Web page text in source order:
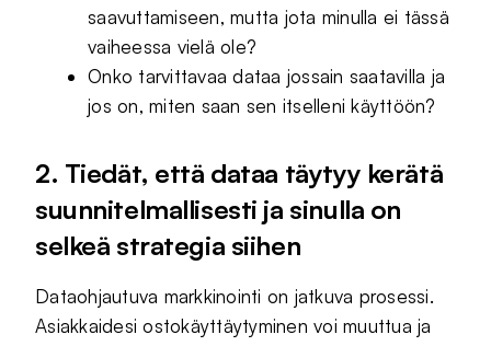
saavuttamiseen, mutta jota minulla ei tässä
vaiheessa vielä ole?
Onko tarvittavaa dataa jossain saatavilla ja
jos on, miten saan sen itselleni käyttöön?
2. Tiedät, että dataa täytyy kerätä
suunnitelmallisesti ja sinulla on
selkeä strategia siihen
Dataohjautuva markkinointi on jatkuva prosessi.
Asiakkaidesi ostokäyttäytyminen voi muuttua ja